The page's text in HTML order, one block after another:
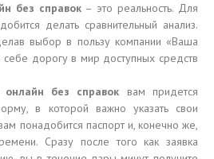
без справок– это реальность. Для
делать сравнительный анализ.
выбор в пользу компании «Ваша
себе дорогу в мир доступных средств
онлайн без справок вам придется
в которой важно указать свои
понадобится паспорт и, конечно же,
Сразу после того как заявка